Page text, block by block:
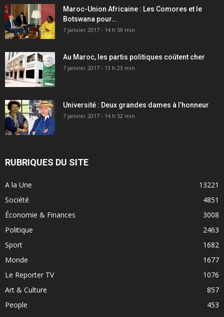
Maroc-Union Africaine : Les Comores et le
Botswana pour…
7 janvier 2017 - 14 h 59 min
Au Maroc, les partis politiques coûtent cher
7 janvier 2017 - 13 h 23 min
Université : Deux grandes dames à l’honneur
7 janvier 2017 - 14 h 52 min
RUBRIQUES DU SITE
A la Une
13221
Société
4851
Économie & Finances
3008
Politique
2463
Sport
1682
Monde
1677
Le Reporter TV
1076
Art & Culture
857
People
453